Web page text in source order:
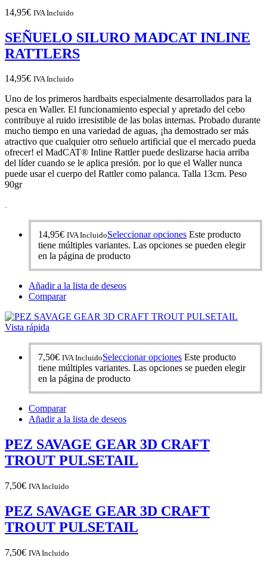
14,95€ IVA Incluido
SEÑUELO SILURO MADCAT INLINE
RATTLERS
14,95€ IVA Incluido
Uno de los primeros hardbaits especialmente desarrollados para la
pesca en Waller. El funcionamiento especial y apretado del cebo
contribuye al ruido irresistible de las bolas internas. Probado durante
mucho tiempo en una variedad de aguas, ¡ha demostrado ser más
atractivo que cualquier otro señuelo artificial que el mercado pueda
ofrecer! el MadCAT® Inline Rattler puede deslizarse hacia arriba
del líder cuando se le aplica presión. por lo que el Waller nunca
puede usar el cuerpo del Rattler como palanca. Talla 13cm. Peso
90gr
.
14,95€ IVA IncluidoSeleccionar opciones Este producto
tiene múltiples variantes. Las opciones se pueden elegir
en la página de producto
Añadir a la lista de deseos
Comparar
Vista rápida
7,50€ IVA IncluidoSeleccionar opciones Este producto
tiene múltiples variantes. Las opciones se pueden elegir
en la página de producto
Comparar
Añadir a la lista de deseos
PEZ SAVAGE GEAR 3D CRAFT
TROUT PULSETAIL
7,50€ IVA Incluido
PEZ SAVAGE GEAR 3D CRAFT
TROUT PULSETAIL
7,50€ IVA Incluido